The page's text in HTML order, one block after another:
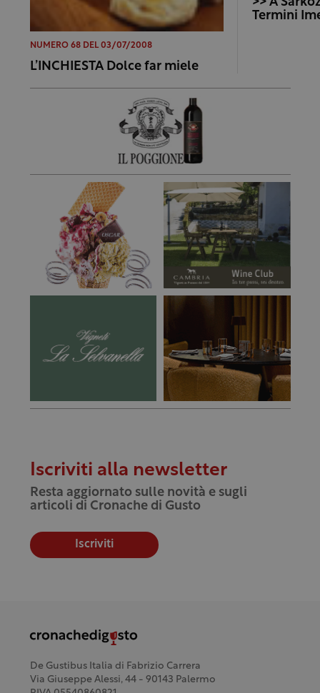
NUMERO 68 DEL 03/07/2008
L’INCHIESTA Dolce far miele
Termini
Iscriviti alla newsletter
Resta aggiornato sulle novità e sugli
articoli di Cronache di Gusto
Iscriviti
De Gustibus Italia di Fabrizio Carrera
Via Giuseppe Alessi, 44 - 90143 Palermo